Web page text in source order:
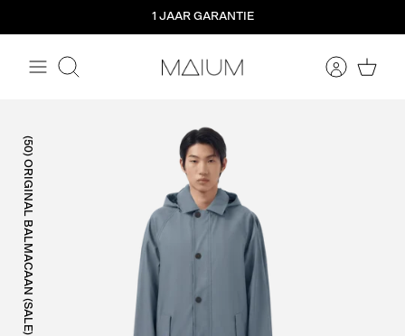
content
1 JAAR GARANTIE
Zoeken
(50) ORIGINAL BALMACAAN (SALE)